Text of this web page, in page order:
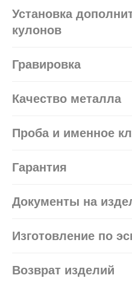
Установка
кулонов
Гравировка
Качество металла
Проба и именное
Гарантия
Документы на
Изготовление по
Возврат изделий